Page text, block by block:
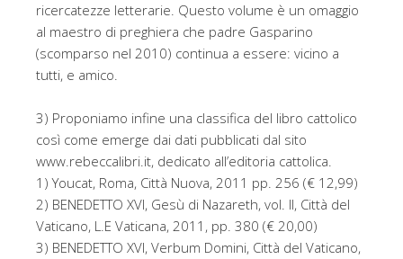
ricercatezze letterarie. Questo volume è un omaggio
al maestro di preghiera che padre Gasparino
(scomparso nel 2010) continua a essere: vicino a
tutti, e amico.
3) Proponiamo infine una classifica del libro cattolico
così come emerge dai dati pubblicati dal sito
www.rebeccalibri.it, dedicato all’editoria cattolica.
1) Youcat, Roma, Città Nuova, 2011 pp. 256 (€ 12,99)
2) BENEDETTO XVI, Gesù di Nazareth, vol. II, Città del
Vaticano, L.E Vaticana, 2011, pp. 380 (€ 20,00)
3) BENEDETTO XVI, Verbum Domini, Città del Vaticano,